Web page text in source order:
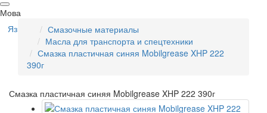
Мова
Язык
Смазочные материалы
Масла для транспорта и спецтехники
Смазка пластичная синяя Mobilgrease XHP 222
390г
Смазка пластичная синяя Mobilgrease XHP 222 390г